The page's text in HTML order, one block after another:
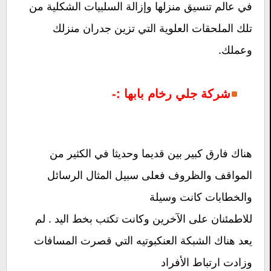
في عالم تنسيق منزلها وإزالة السلبيات الشكلية من
تلك الملحقات العلوية التي تزين جدران منزلك
وعملك.
شركة جلي رخام بابها :-
هناك فارق كبير بين قديما وحديثا في الكثير من
المواقف والظروف فعلى سبيل المثال الرسائل
والخطابات كانت وسيلة
للاطمئنان على الآخرين وكانت تكتب بخط اليد . لم
يعد هناك الشبكة العنكبوتيه التي قصرت المسافات
وزادت ارتباط الأفراد